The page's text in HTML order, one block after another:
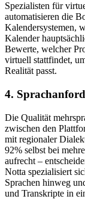
Spezialisten für
automatisieren die
Kalendersystemen,
Kalender
Bewerte, welcher
virtuell stattfindet,
Realität passt.
4.
Die Qualität
zwischen den
mit regionaler
92% selbst bei
aufrecht –
Notta spezialisiert
Sprachen hinweg
und Transkripte in